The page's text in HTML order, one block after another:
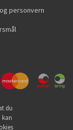
personvern
du
kan